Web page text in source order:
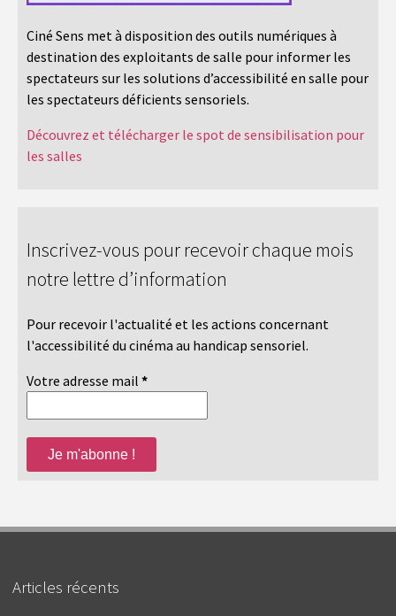
Ciné Sens met à disposition des outils numériques à
destination des exploitants de salle pour informer les
spectateurs sur les solutions d’accessibilité en salle pour
les spectateurs déficients sensoriels.
Découvrez et télécharger le spot de sensibilisation pour
les salles
Inscrivez-vous pour recevoir chaque mois
notre lettre d’information
Pour recevoir l'actualité et les actions concernant
l'accessibilité du cinéma au handicap sensoriel.
Votre adresse mail *
Articles récents